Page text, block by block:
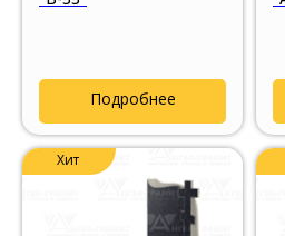
Подробнее
Хит